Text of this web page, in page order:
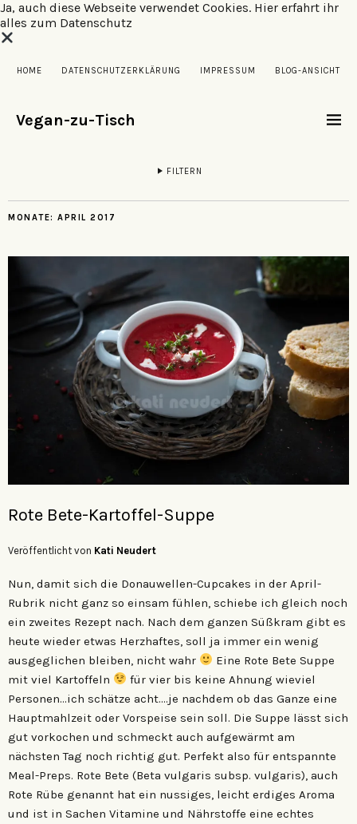
Ja, auch diese Webseite verwendet Cookies. Hier erfahrt ihr
alles zum Datenschutz
HOME DATENSCHUTZERKLÄRUNG IMPRESSUM BLOG-ANSICHT
Vegan-zu-Tisch
FILTERN
MONATE: APRIL 2017
Rote Bete-Kartoffel-Suppe
Veröffentlicht von Kati Neudert
Nun, damit sich die Donauwellen-Cupcakes in der April-
Rubrik nicht ganz so einsam fühlen, schiebe ich gleich noch
ein zweites Rezept nach. Nach dem ganzen Süßkram gibt es
heute wieder etwas Herzhaftes, soll ja immer ein wenig
ausgeglichen bleiben, nicht wahr
Eine Rote Bete Suppe
mit viel Kartoffeln
für vier bis keine Ahnung wieviel
Personen…ich schätze acht….je nachdem ob das Ganze eine
Hauptmahlzeit oder Vorspeise sein soll. Die Suppe lässt sich
gut vorkochen und schmeckt auch aufgewärmt am
nächsten Tag noch richtig gut. Perfekt also für entspannte
Meal-Preps. Rote Bete (Beta vulgaris subsp. vulgaris), auch
Rote Rübe genannt hat ein nussiges, leicht erdiges Aroma
und ist in Sachen Vitamine und Nährstoffe eine echtes